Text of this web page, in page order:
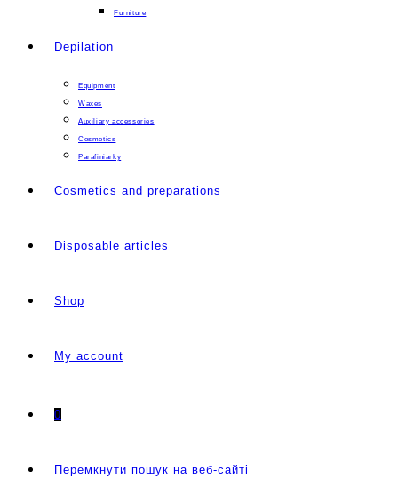
Furniture
Depilation
Equipment
Waxes
Auxiliary accessories
Cosmetics
Parafiniarky
Cosmetics and preparations
Disposable articles
Shop
My account
0
Перемкнути пошук на веб-сайті